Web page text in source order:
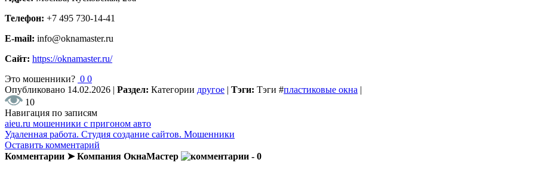
Телефон: +7 495 730-14-41
E-mail: info@oknamaster.ru
Сайт: https://oknamaster.ru/
Это мошенники? 0 0
Опубликовано 14.02.2026 | Раздел: Категории другое | Тэги: Тэги #пластиковые окна |
10
Навигация по записям
aieu.ru мошенники с пригоном авто
Удаленная работа. Студия создание сайтов. Мошенники
Оставить комментарий
Комментарии ➤ Компания ОкнаМастер
- 0